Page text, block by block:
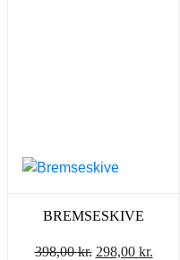
BREMSESKIVE
398,00kr. Den
298,00 kr.